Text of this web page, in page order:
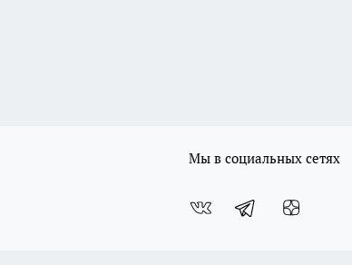
Мы в социальных сетях